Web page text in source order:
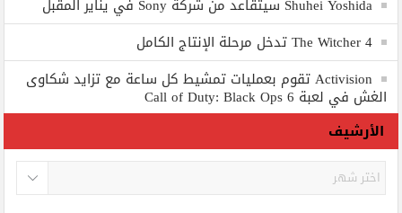
Shuhei Yoshida سيتقاعد من شركة Sony في يناير المقبل
The Witcher 4 تدخل مرحلة الإنتاج الكامل
Activision تقوم بعمليات تمشيط كل ساعة مع تزايد شكاوى
الغش في لعبة Call of Duty: Black Ops 6
الأرشيف
الأرشيف